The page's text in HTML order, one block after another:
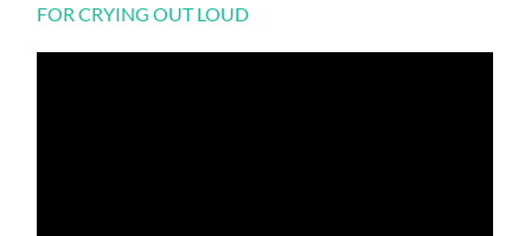
FOR CRYING OUT LOUD